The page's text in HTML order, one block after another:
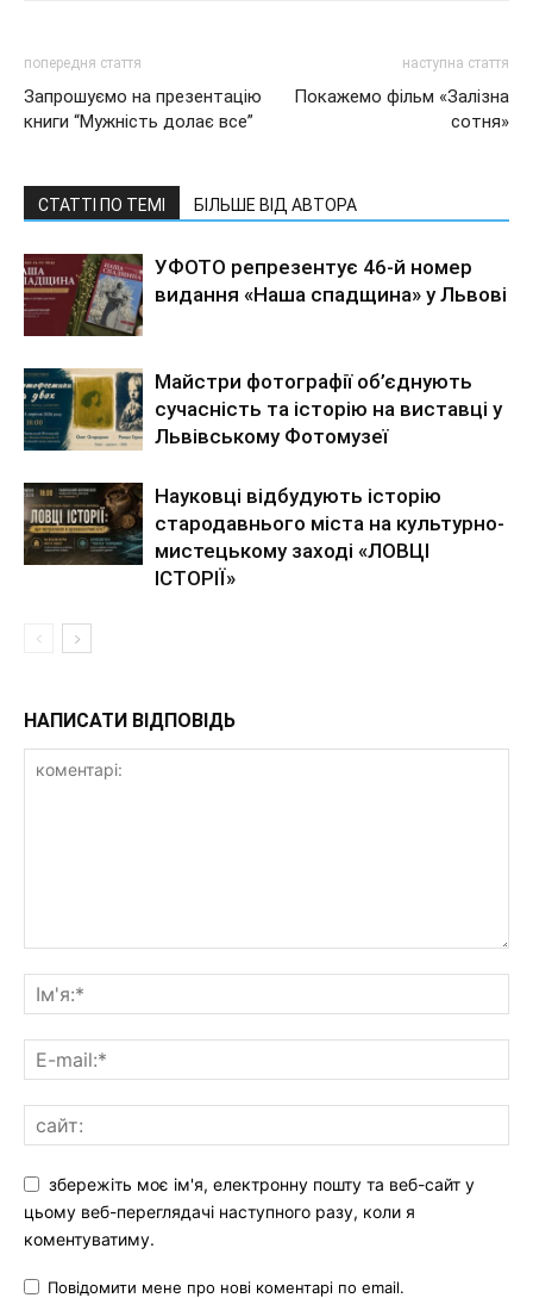
попередня стаття
Запрошуємо на презентацію
книги “Мужність долає все”
наступна стаття
Покажемо фільм «Залізна
сотня»
СТАТТІ ПО ТЕМІ БІЛЬШЕ ВІД АВТОРА
УФОТО репрезентує 46-й номер
видання «Наша спадщина» у Львові
Майстри фотографії об’єднують
сучасність та історію на виставці у
Львівському Фотомузеї
Науковці відбудують історію
стародавнього міста на культурно-
мистецькому заході «ЛОВЦІ
ІСТОРІЇ»
НАПИСАТИ ВІДПОВІДЬ
збережіть моє ім'я, електронну пошту та веб-сайт у
цьому веб-переглядачі наступного разу, коли я
коментуватиму.
Повідомити мене про нові коментарі по email.